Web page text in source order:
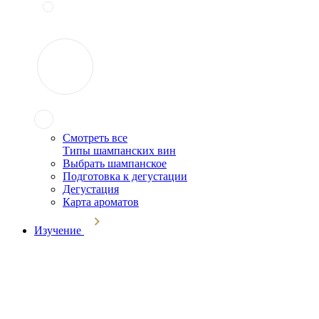
Смотреть все
Типы шампанских вин
Выбрать шампанское
Подготовка к дегустации
Дегустация
Карта ароматов
Изучение